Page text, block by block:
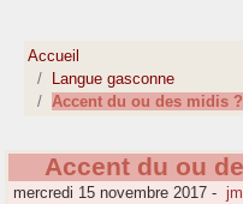
Accueil
Langue gasconne
Accent du ou des midis ?
Accent du ou
mercredi 15 novembre 2017 -